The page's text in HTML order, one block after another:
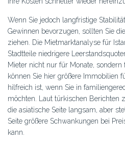
Wenn Sie jedoch langfristige
Gewinnen bevorzugen, sollten Sie
ziehen. Die Mietmarktanalyse für
Stadtteile niedrigere
Mieter nicht nur für Monate,
können Sie hier größere Immobilien
hilfreich ist, wenn Sie in
möchten. Laut türkischen Berichten
die asiatische Seite langsam, aber
Seite größere Schwankungen bei
kann.